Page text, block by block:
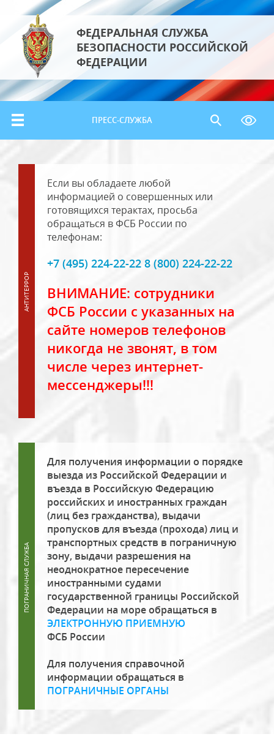
ФЕДЕРАЛЬНАЯ СЛУЖБА
БЕЗОПАСНОСТИ РОССИЙСКОЙ
ФЕДЕРАЦИИ
ПРЕСС-СЛУЖБА
Если вы обладаете любой
информацией о совершенных или
готовящихся терактах, просьба
обращаться в ФСБ России по
телефонам:
+7 (495) 224-22-22 8 (800) 224-22-22
ВНИМАНИЕ: сотрудники
ФСБ России с указанных на
сайте номеров телефонов
никогда не звонят, в том
числе через интернет-
мессенджеры!!!
Для получения информации о порядке
выезда из Российской Федерации и
въезда в Российскую Федерацию
российских и иностранных граждан
(лиц без гражданства), выдачи
пропусков для въезда (прохода) лиц и
транспортных средств в пограничную
зону, выдачи разрешения на
неоднократное пересечение
иностранными судами
государственной границы Российской
Федерации на море обращаться в
ЭЛЕКТРОННУЮ ПРИЕМНУЮ
ФСБ России
Для получения справочной
информации обращаться в
ПОГРАНИЧНЫЕ ОРГАНЫ